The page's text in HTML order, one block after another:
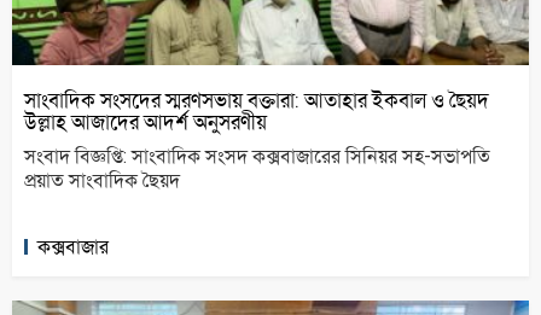
সাংবাদিক সংসদের স্মরণসভায় বক্তারা: আতাহার ইকবাল ও ছৈয়দ
উল্লাহ আজাদের আদর্শ অনুসরণীয়
সংবাদ বিজ্ঞপ্তি: সাংবাদিক সংসদ কক্সবাজারের সিনিয়র সহ-সভাপতি
প্রয়াত সাংবাদিক ছৈয়দ
কক্সবাজার